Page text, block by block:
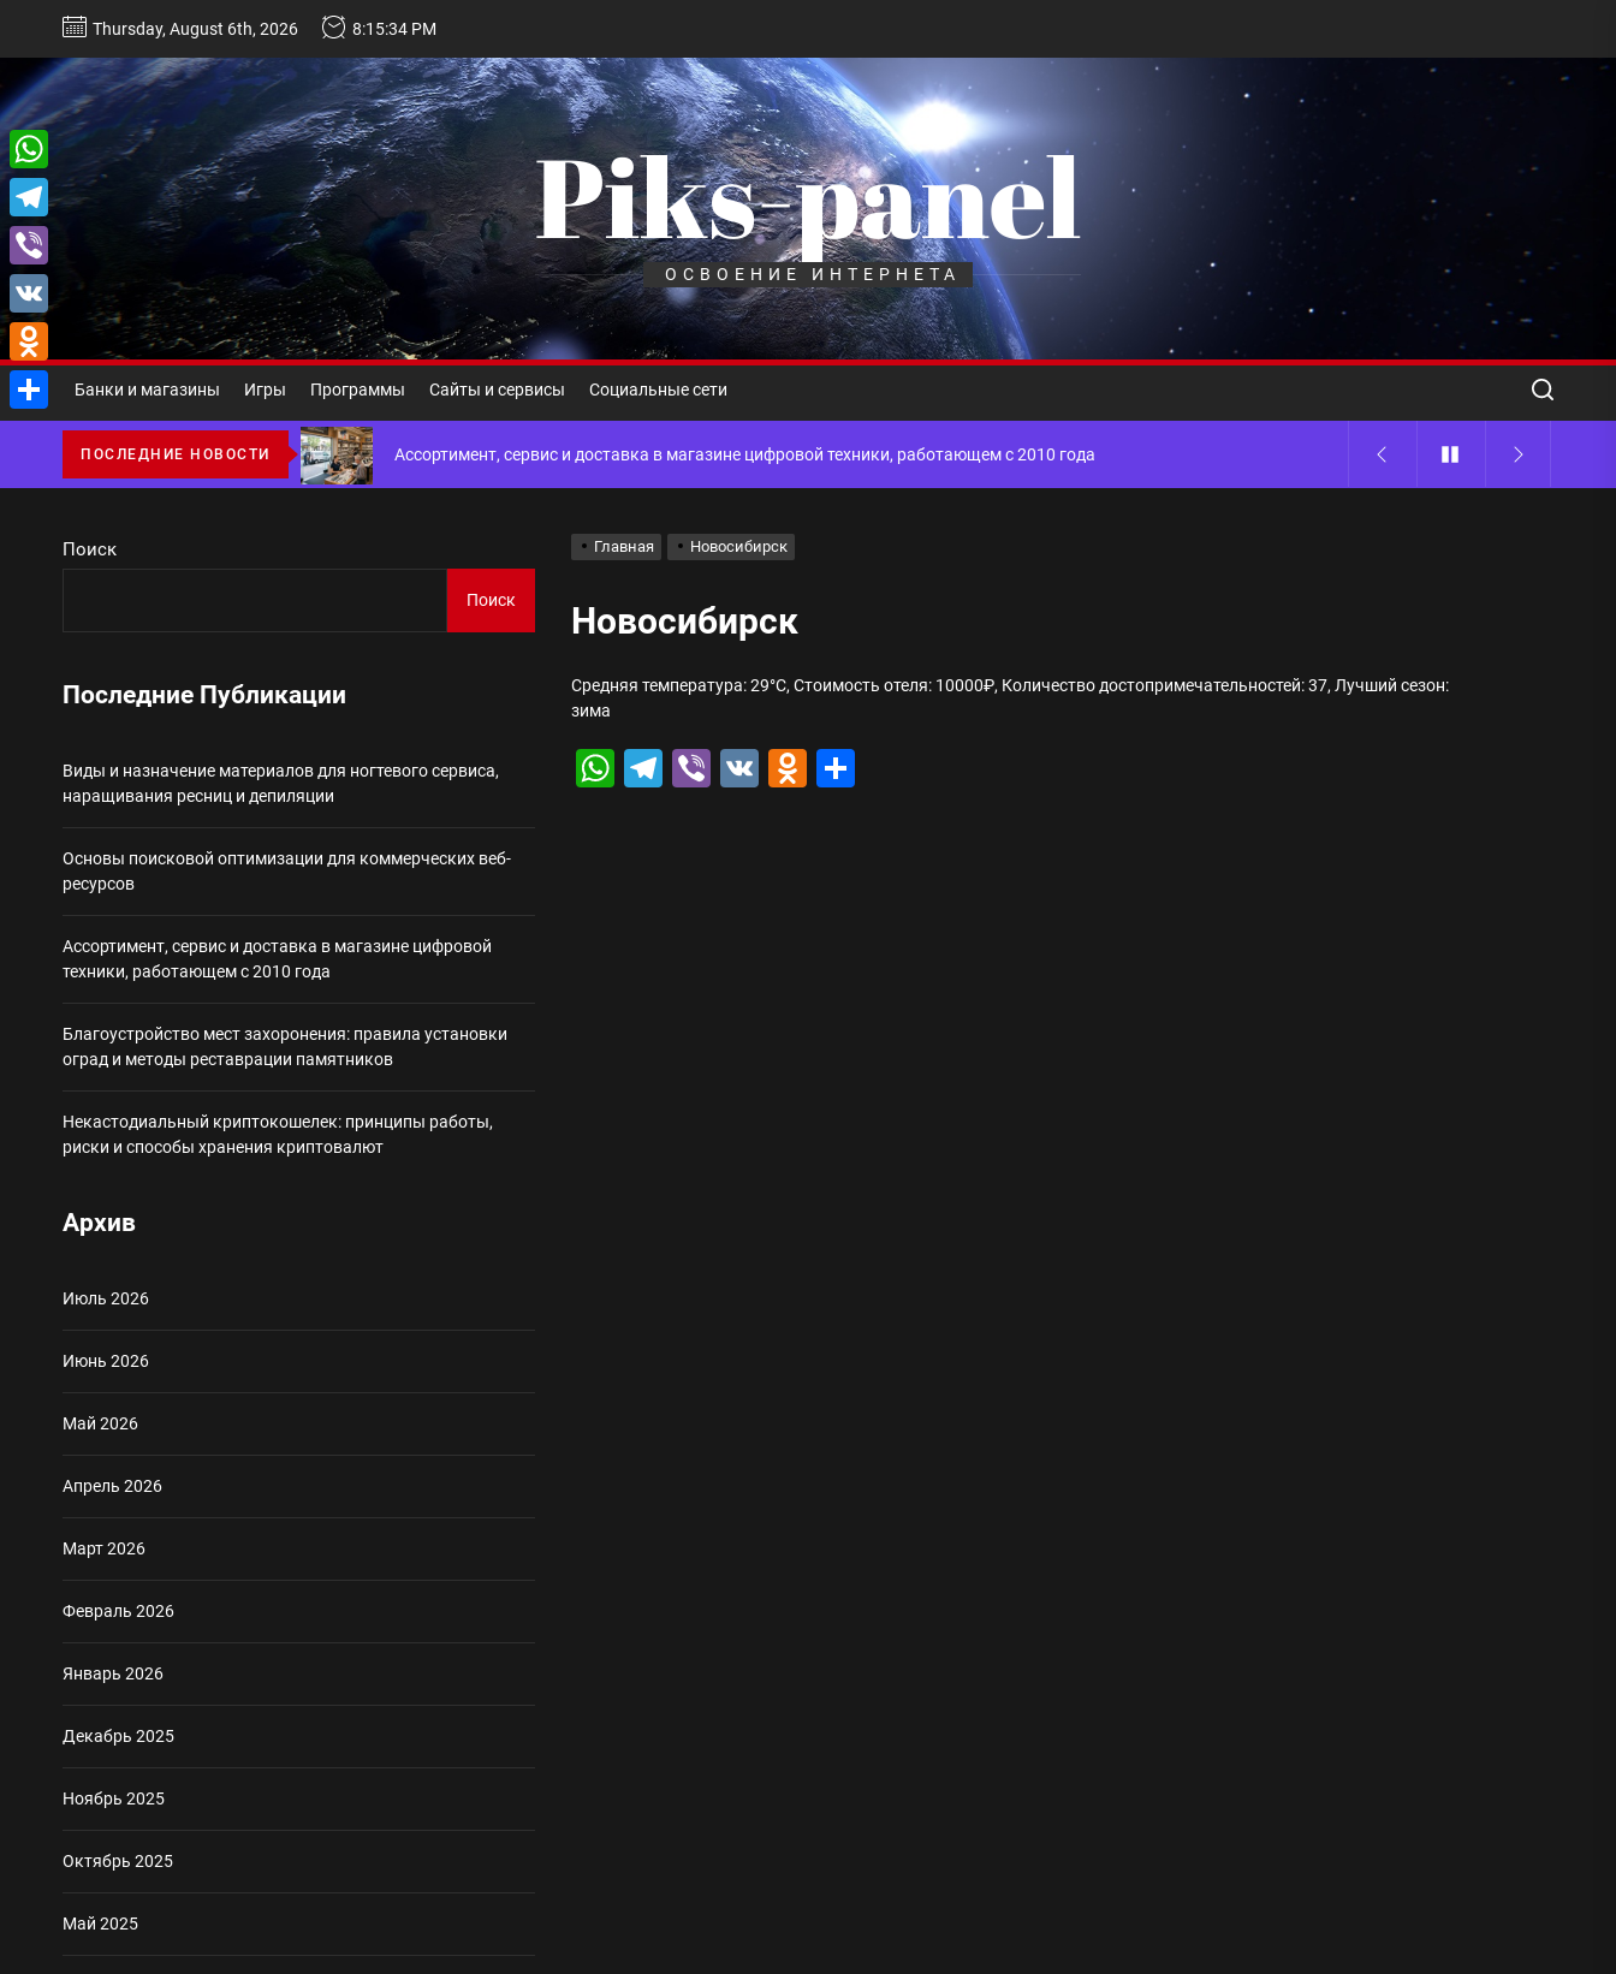
Перейти
содержимому
Thursday, August 6th, 2026 8:15:35 PM
Piks-panel
ОСВОЕНИЕ ИНТЕРНЕТА
Банки и магазины Игры Программы Сайты и сервисы Социальные сети
ПОСЛЕДНИЕ НОВОСТИ
Некастодиальный криптокошелек: принципы работы, риски и способы хранения криптовалют
Виды и назначение материалов для ногтевого сервиса, наращивания ресниц и депиляции
Основы поисковой оптимизации для коммерческих веб-ресурсов
Ассортимент, сервис и доставка в магазине цифровой техники, работающем с 2010 года
Благоустройство мест захоронения: правила установки оград и методы реставрации памятников
Некастодиальный криптокошелек: принципы работы, риски и способы хранения криптовалют
Виды и назначение материалов для ногтевого сервиса, наращивания ресниц и депиляции
Некастодиальный криптокошелек: принципы работы, риски и способы хранения криптовалют
Главная Новосибирск
Новосибирск
Средняя температура: 29°C, Стоимость отеля: 10000₽, Количество достопримечательностей: 37, Лучший сезон:
зима
WhatsApp
Telegram
Viber
VK Odnoklassniki
Поиск
Поиск
Последние Публикации
Виды и назначение материалов для ногтевого сервиса,
наращивания ресниц и депиляции
Основы поисковой оптимизации для коммерческих веб-
ресурсов
Ассортимент, сервис и доставка в магазине цифровой
техники, работающем с 2010 года
Благоустройство мест захоронения: правила установки
оград и методы реставрации памятников
Некастодиальный криптокошелек: принципы работы,
риски и способы хранения криптовалют
Архив
Июль 2026
Июнь 2026
Май 2026
Апрель 2026
Март 2026
Февраль 2026
Январь 2026
Декабрь 2025
Ноябрь 2025
Октябрь 2025
Май 2025
WhatsApp
Telegram
Viber
VK
Odnoklassniki
Отправить